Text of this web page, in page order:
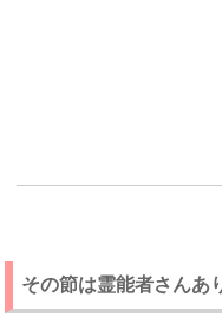
その節は霊能者さんあ